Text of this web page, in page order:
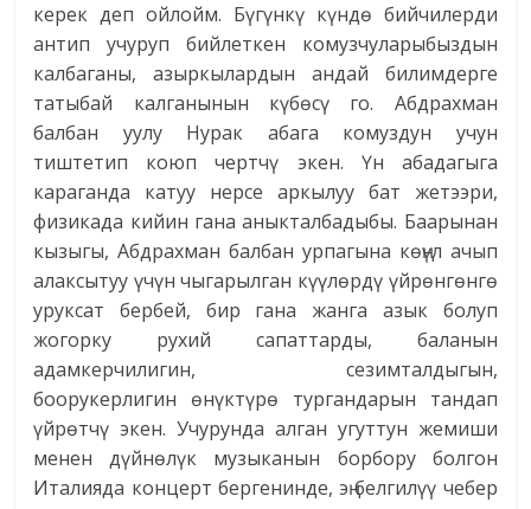
керек деп ойлойм. Бүгүнкү күндө бийчилерди
антип учуруп бийлеткен комузчуларыбыздын
калбаганы, азыркылардын андай билимдерге
татыбай калганынын күбөсү го. Абдрахман
балбан уулу Нурак абага комуздун учун
тиштетип коюп чертчү экен. Үн абадагыга
караганда катуу нерсе аркылуу бат жетээри,
физикада кийин гана аныкталбадыбы. Баарынан
кызыгы, Абдрахман балбан урпагына көңүл ачып
алаксытуу үчүн чыгарылган күүлөрдү үйрөнгөнгө
уруксат бербей, бир гана жанга азык болуп
жогорку рухий сапаттарды, баланын
адамкерчилигин, сезимталдыгын,
боорукерлигин өнүктүрө тургандарын тандап
үйрөтчү экен. Учурунда алган угуттун жемиши
менен дүйнөлүк музыканын борбору болгон
Италияда концерт бергенинде, эң белгилүү чебер